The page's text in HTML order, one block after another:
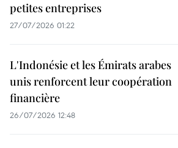
petites entreprises
27/07/2026 01:22
L'Indonésie et les Émirats arabes
unis renforcent leur coopération
financière
26/07/2026 12:48